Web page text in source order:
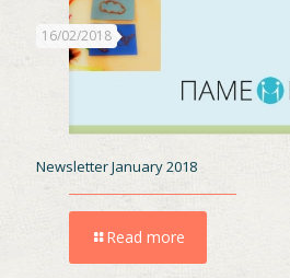
16/02/2018
Newsletter January 2018
Read more